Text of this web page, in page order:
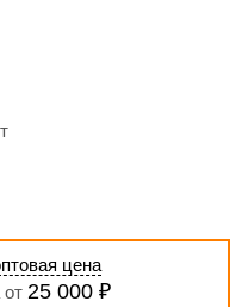
цена
25 000 ₽